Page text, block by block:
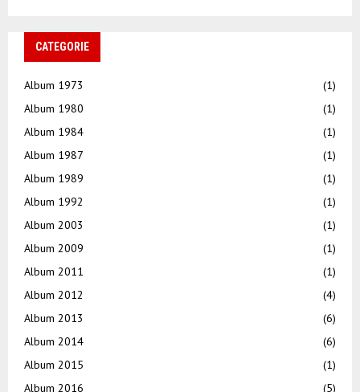
CATEGORIE
Album 1973
(1)
Album 1980
(1)
Album 1984
(1)
Album 1987
(1)
Album 1989
(1)
Album 1992
(1)
Album 2003
(1)
Album 2009
(1)
Album 2011
(1)
Album 2012
(4)
Album 2013
(6)
Album 2014
(6)
Album 2015
(1)
Album 2016
(5)